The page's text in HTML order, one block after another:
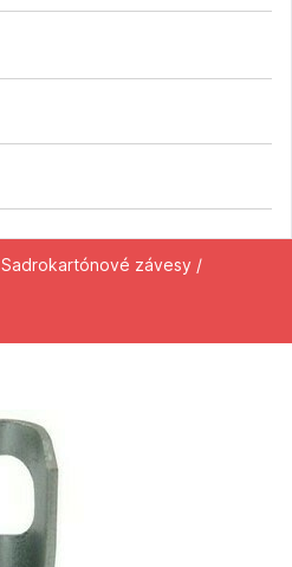
Sadrokartónové závesy /